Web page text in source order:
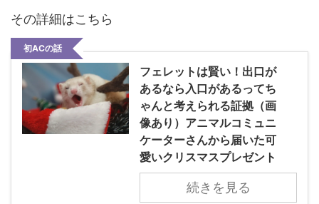
その詳細はこちら
初ACの話
フェレットは賢い！出口が
あるなら入口があるってち
ゃんと考えられる証拠（画
像あり）アニマルコミュニ
ケーターさんから届いた可
愛いクリスマスプレゼント
続きを見る